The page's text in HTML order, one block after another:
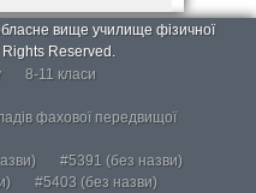
вище училище фізичної
Rights Reserved.
8-11 класи
фахової передвищої
#5391 (без назви)
#5403 (без назви)